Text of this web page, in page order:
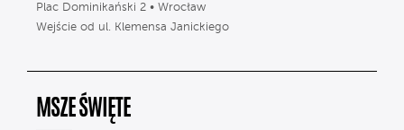
Plac Dominikański 2 • Wrocław
Wejście od ul. Klemensa Janickiego
MSZE ŚWIĘTE